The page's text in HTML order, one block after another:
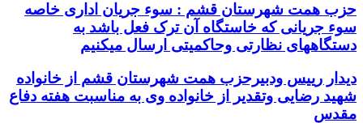
حزب همت شهرستان قشم : سوء جریان اداری خاصه
سوء جریانی که خاستگاه آن ترک فعل باشد به
دستگاههای نظارتی وحاکمیتی ارسال میکنیم
دیدار رییس ودبیرحزب همت شهرستان قشم از خانواده
شهید رضایی وتقدیر از خانواده وی به مناسبت هفته دفاع
مقدس